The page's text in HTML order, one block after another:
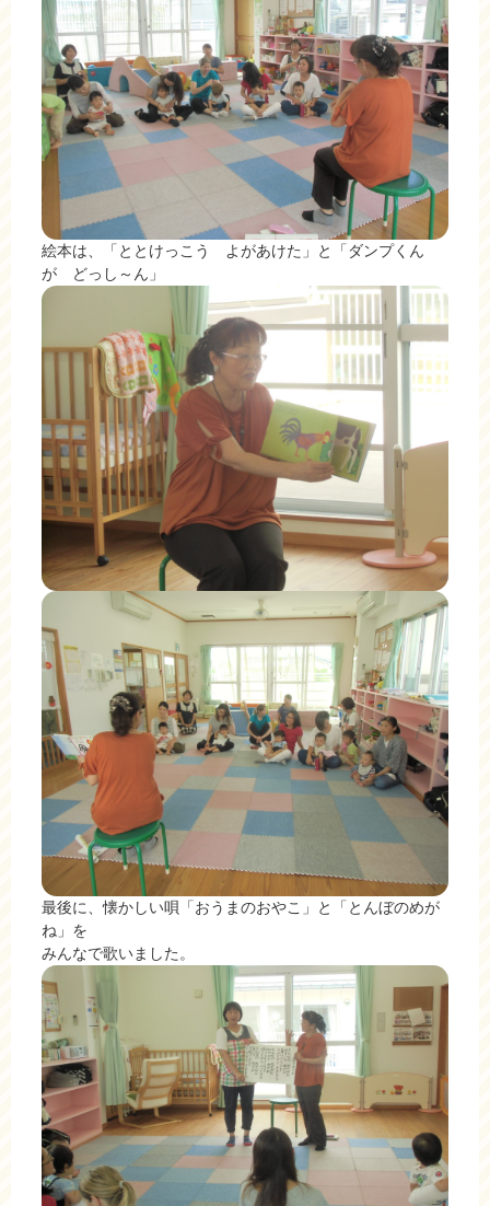
絵本は、「ととけっこう よがあけた」と「ダンプくん
が どっし～ん」
最後に、懐かしい唄「おうまのおやこ」と「とんぼのめが
ね」を
みんなで歌いました。